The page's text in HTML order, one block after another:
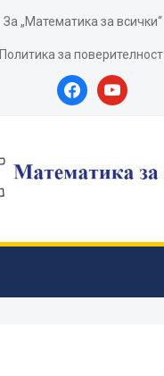
За „Математика за всички“
Политика за поверителност
facebookyoutube